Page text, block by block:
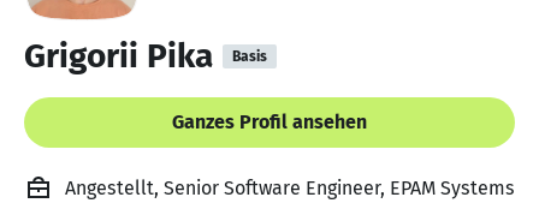
Grigorii Pika Basis
Ganzes Profil ansehen
Angestellt, Senior Software Engineer, EPAM Systems